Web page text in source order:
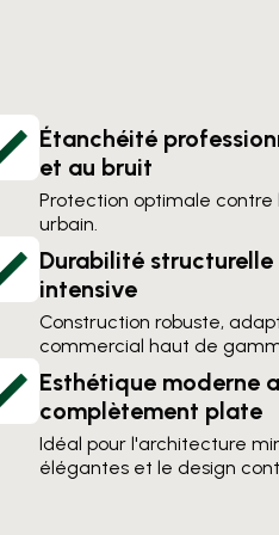
Étanchéité
et au bruit
Protection optimale contre
urbain.
Durabilité
intensive
Construction robuste,
commercial haut de
Esthétique moderne
complètement plate
Idéal pour l'architecture
élégantes et le design